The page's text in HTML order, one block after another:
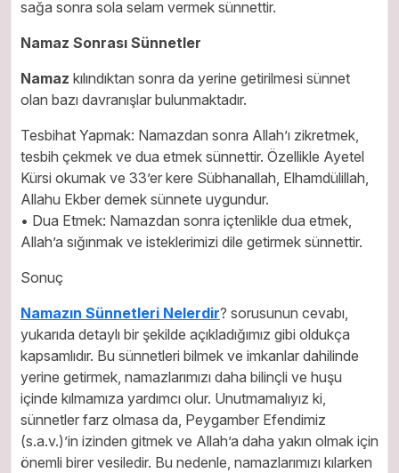
sağa sonra sola selam vermek sünnettir.
Namaz Sonrası Sünnetler
Namaz kılındıktan sonra da yerine getirilmesi sünnet
olan bazı davranışlar bulunmaktadır.
Tesbihat Yapmak: Namazdan sonra Allah’ı zikretmek,
tesbih çekmek ve dua etmek sünnettir. Özellikle Ayetel
Kürsi okumak ve 33’er kere Sübhanallah, Elhamdülillah,
Allahu Ekber demek sünnete uygundur.
• Dua Etmek: Namazdan sonra içtenlikle dua etmek,
Allah’a sığınmak ve isteklerimizi dile getirmek sünnettir.
Sonuç
Namazın Sünnetleri Nelerdir? sorusunun cevabı,
yukarıda detaylı bir şekilde açıkladığımız gibi oldukça
kapsamlıdır. Bu sünnetleri bilmek ve imkanlar dahilinde
yerine getirmek, namazlarımızı daha bilinçli ve huşu
içinde kılmamıza yardımcı olur. Unutmamalıyız ki,
sünnetler farz olmasa da, Peygamber Efendimiz
(s.a.v.)’in izinden gitmek ve Allah’a daha yakın olmak için
önemli birer vesiledir. Bu nedenle, namazlarımızı kılarken